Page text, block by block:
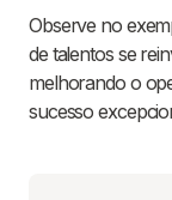
Observe no
de talentos se
melhorando o
sucesso